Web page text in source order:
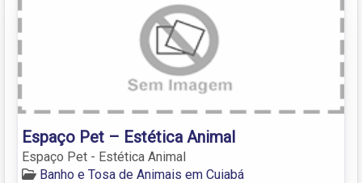
Espaço Pet – Estética Animal
Espaço Pet - Estética Animal
Banho e Tosa de Animais em Cuiabá